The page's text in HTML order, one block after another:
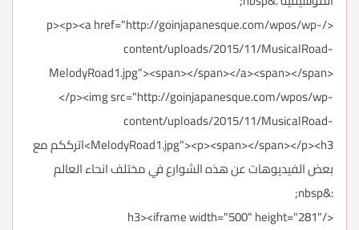
</p><p><a href="http://goinjapanesque.com/wpos/wp-
content/uploads/2015/11/MusicalRoad-
MelodyRoad1.jpg"><span></span></a><span></span>
</p><img src="http://goinjapanesque.com/wpos/wp-
content/uploads/2015/11/MusicalRoad-
MelodyRoad1.jpg"><p><span></span></p><h3>اترككم مع
بعض الفيديوهات عن هذه الشوارع في مختلف انحاء العالم
:&nbsp;
</h3><iframe width="500" height="281"